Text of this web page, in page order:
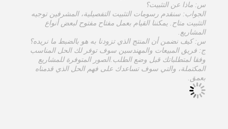
س: ماذا عن التثبيت؟
الجواب: سنقدم رسومات التثبيت التفصيلية، المشرفين توجيه
التثبيت متاح. يمكننا القيام بعمل مفتاح مفتوح لبعض أنواع
المشاريع.
س: كيف نضمن أن المنتج الذي تزودنا به هو بالضبط ما نريده؟
ج: فريق المبيعات والمهندسين سوف توفر لك الحل المناسب
وفقا لمتطلباتك قبل وضع الطلب.الصور المتوفرة للمشاريع
المكتملة، والتي سوف تساعدك على فهم الحل الذي قدمناه
بعمق.